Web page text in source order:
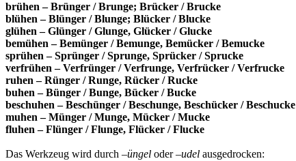
brühen – Brünger / Brunge; Brücker / Brucke
blühen – Blünger / Blunge; Blücker / Blucke
glühen – Glünger / Glunge, Glücker / Glucke
bemühen – Bemünger / Bemunge, Bemücker / Bemucke
sprühen – Sprünger / Sprunge, Sprücker / Sprucke
verfrühen – Verfrünger / Verfrunge, Verfrücker / Verfrucke
ruhen – Rünger / Runge, Rücker / Rucke
buhen – Bünger / Bunge, Bücker / Bucke
beschuhen – Beschünger / Beschunge, Beschücker / Beschucke
muhen – Münger / Munge, Mücker / Mucke
fluhen – Flünger / Flunge, Flücker / Flucke
Das Werkzeug wird durch –üngel oder –udel ausgedrocken: